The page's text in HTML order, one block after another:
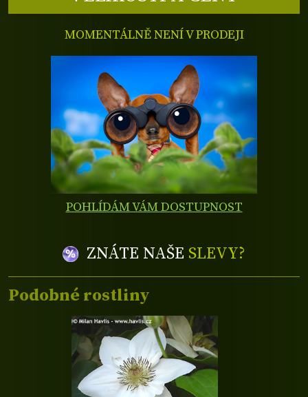
MOMENTÁLNĚ NENÍ V PRODEJI
POHLÍDÁM VÁM DOSTUPNOST
ZNÁTE NAŠE SLEVY?
Podobné rostliny